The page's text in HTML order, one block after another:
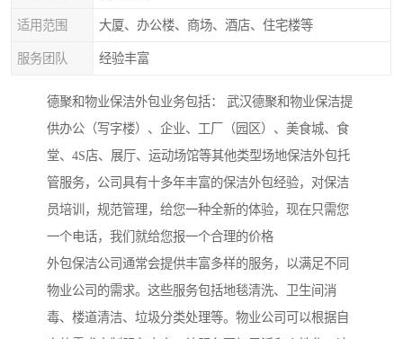
适用范围 大厦、办公楼、商场、酒店、住宅楼等
服务团队 经验丰富
德聚和物业保洁外包业务包括： 武汉德聚和物业保洁提
供办公（写字楼）、企业、工厂（园区）、美食城、食
堂、4S店、展厅、运动场馆等其他类型场地保洁外包托
管服务，公司具有十多年丰富的保洁外包经验，对保洁
员培训，规范管理，给您一种全新的体验，现在只需您
一个电话，我们就给您报一个合理的价格
外包保洁公司通常会提供丰富多样的服务，以满足不同
物业公司的需求。这些服务包括地毯清洗、卫生间消
毒、楼道清洁、垃圾分类处理等。物业公司可以根据自